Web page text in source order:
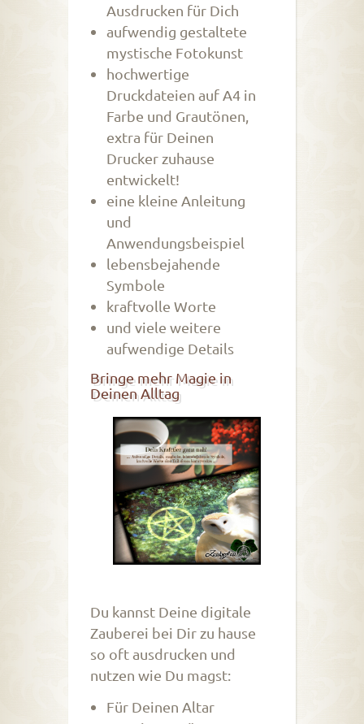
Ausdrucken für Dich
aufwendig gestaltete
mystische Fotokunst
hochwertige
Druckdateien auf A4 in
Farbe und Grautönen,
extra für Deinen
Drucker zuhause
entwickelt!
eine kleine Anleitung
und
Anwendungsbeispiel
lebensbejahende
Symbole
kraftvolle Worte
und viele weitere
aufwendige Details
Bringe mehr Magie in
Deinen Alltag
Du kannst Deine digitale
Zauberei bei Dir zu hause
so oft ausdrucken und
nutzen wie Du magst:
Für Deinen Altar